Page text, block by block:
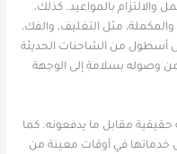
والالتزام بالمواعيد. كذلك،
مثل التغليف، والفك،
أسطول من الشاحنات الحديثة
وصوله بسلامة إلى الوجهة
حقيقية مقابل ما يدفعونه. كما
في أوقات معينة من